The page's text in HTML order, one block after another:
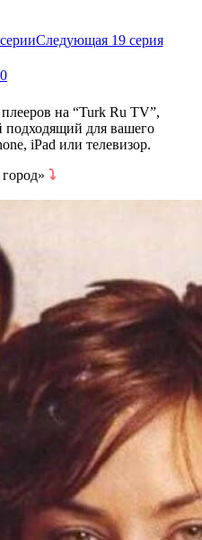
Следующая 19 серия
на “Turk Ru TV”,
для вашего
iPad или телевизор.
⤵